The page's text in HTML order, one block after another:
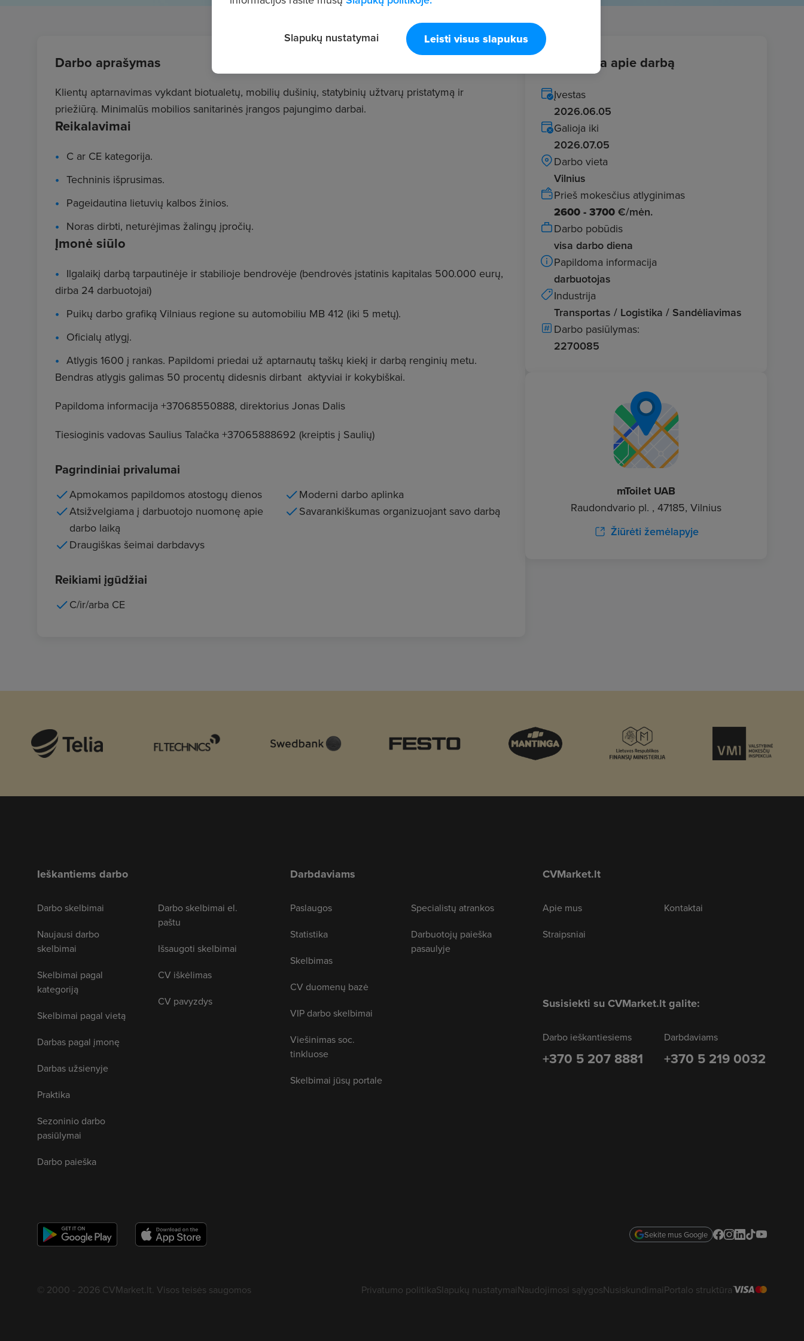
Darbo aprašymas
Klientų aptarnavimas vykdant biotualetų, mobilių dušinių, statybinių užtvarų pristatymą ir
priežiūrą. Minimalūs mobilios sanitarinės įrangos pajungimo darbai.
Reikalavimai
C ar CE kategorija.
Techninis išprusimas.
Pageidautina lietuvių kalbos žinios.
Noras dirbti, neturėjimas žalingų įpročių.
Įmonė siūlo
Ilgalaikį darbą tarpautinėje ir stabilioje bendrovėje (bendrovės įstatinis kapitalas 500.000 eurų,
dirba 24 darbuotojai)
Puikų darbo grafiką Vilniaus regione su automobiliu MB 412 (iki 5 metų).
Oficialų atlygį.
Atlygis 1600 į rankas. Papildomi priedai už aptarnautų taškų kiekį ir darbą renginių metu.
Bendras atlygis galimas 50 procentų didesnis dirbant aktyviai ir kokybiškai.
Papildoma informacija +37068550888, direktorius Jonas Dalis
Tiesioginis vadovas Saulius Talačka +37065888692 (kreiptis į Saulių)
Pagrindiniai privalumai
Apmokamos papildomos atostogų dienos
Atsižvelgiama į darbuotojo nuomonę apie
darbo laiką
Draugiškas šeimai darbdavys
Moderni darbo aplinka
Savarankiškumas organizuojant savo darbą
Reikiami įgūdžiai
C/ir/arba CE
Informacija apie darbą
Įvestas
2026.06.05
Galioja iki
2026.07.05
Darbo vieta
Vilnius
Prieš mokesčius atlyginimas
2600 - 3700 €/mėn.
Darbo pobūdis
visa darbo diena
Papildoma informacija
darbuotojas
Industrija
Transportas / Logistika / Sandėliavimas
Darbo pasiūlymas:
2270085
mToilet UAB
Raudondvario pl. , 47185, Vilnius
Žiūrėti žemėlapyje
Ieškantiems darbo
Darbo skelbimai
Naujausi darbo
skelbimai
Skelbimai pagal
kategoriją
Skelbimai pagal vietą
Darbas pagal įmonę
Darbas užsienyje
Praktika
Sezoninio darbo
pasiūlymai
Darbo paieška
Darbo skelbimai el.
paštu
Išsaugoti skelbimai
CV iškėlimas
CV pavyzdys
Darbdaviams
Paslaugos
Statistika
Skelbimas
CV duomenų bazė
VIP darbo skelbimai
Viešinimas soc.
tinkluose
Skelbimai jūsų portale
Specialistų atrankos
Darbuotojų paieška
pasaulyje
CVMarket.lt
Apie mus
Straipsniai
Kontaktai
Susisiekti su CVMarket.lt galite:
Darbo ieškantiesiems
+370 5 207 8881
Darbdaviams
+370 5 219 0032
Sekite mus Google
© 2000 - 2026 CVMarket.lt. Visos teisės saugomos Privatumo politikaSlapukų nustatymaiNaudojimosi sąlygosNusiskundimaiPortalo struktūra
Leisti visus slapukus
Slapukų nustatymai